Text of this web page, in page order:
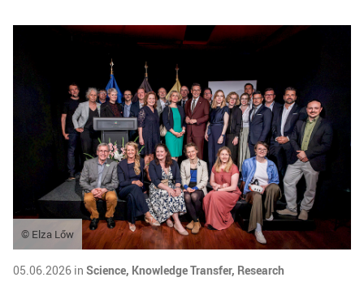
© Elza Lőw
05.06.2026 in Science, Knowledge Transfer, Research